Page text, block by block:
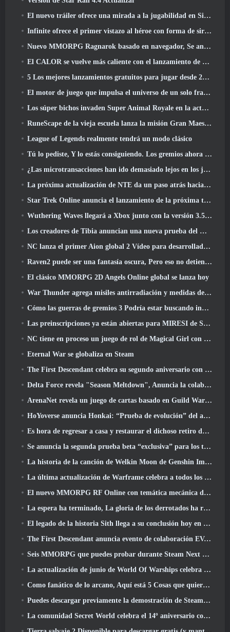
El nuevo tráiler ofrece una mirada a la jugabilidad en Silver Palace
Infinite ofrece el primer vistazo al héroe con forma de sirena que llegará en SS13: Recuperación de la vista
Nuevo MMORPG Ragnarok basado en navegador, Se anuncia el universo Ragnarok
El CALOR se vuelve más caliente con el lanzamiento de un nuevo mapa del desierto
5 Los mejores lanzamientos gratuitos para jugar desde 2025, ¿Todavía vale la pena jugar? 2026?
El motor de juego que impulsa el universo de un solo fragmento de Eve Online ahora es de código abierto
Los súper bichos invaden Super Animal Royale en la actualización 'Super Natural'
RuneScape de la vieja escuela lanza la misión Gran Maestro 'The Blood Moon Rises', Poniendo fin a una línea de búsqueda de 20 años
League of Legends realmente tendrá un modo clásico
Tú lo pediste, Y lo estás consiguiendo. Los gremios ahora están disponibles en Eterspire
¿Las microtransacciones han ido demasiado lejos en los juegos gratuitos??
La próxima actualización de NTE da un paso atrás hacia un juego de mesa de fantasía
Star Trek Online anuncia el lanzamiento de la próxima temporada “Undiscovered”
Wuthering Waves llegará a Xbox junto con la versión 3.5 Actualizar
Los creadores de Tibia anuncian una nueva prueba del MMORPG de zombis de la vieja escuela, Persistir en línea
NC lanza el primer Aion global 2 Vídeo para desarrolladores, Compartir detalles sobre el juego
Raven2 puede ser una fantasía oscura, Pero eso no detiene la diversión del verano
El clásico MMORPG 2D Angels Online global se lanza hoy
War Thunder agrega misiles antirradiación y medidas de soporte electrónico en la actualización de caballería pesada
Cómo las guerras de gremios 3 Podría estar buscando innovar en el espacio MMO
Las preinscripciones ya están abiertas para MIRESI de Smilegate: Futuro invisible
NC tiene en proceso un juego de rol de Magical Girl con un estilo artístico inspirado en el anime de los 90
Eternal War se globaliza en Steam
The First Descendant celebra su segundo aniversario con Descendant Fest 2026 Arroyo
Delta Force revela "Season Meltdown", Anuncia la colaboración de Rainbow Six Siege
ArenaNet revela un juego de cartas basado en Guild Wars, Atado a la niebla
HoYoverse anuncia Honkai: “Prueba de evolución” del anime Nexus
Es hora de regresar a casa y restaurar el dichoso retiro donde se encuentran los vientos
Se anuncia la segunda prueba beta “exclusiva” para los tomadores de tiempo del shooter de supervivencia en equipo
La historia de la canción de Welkin Moon de Genshin Impact llega y termina.. en la luna
La última actualización de Warframe celebra a todos los papás espaciales
El nuevo MMORPG RF Online con temática mecánica de Netmarble se lanza a nivel mundial
La espera ha terminado, La gloria de los derrotados ha regresado
El legado de la historia Sith llega a su conclusión hoy en la última actualización de SWTOR
The First Descendant anuncia evento de colaboración EVANGELION
Seis MMORPG que puedes probar durante Steam Next Fest
La actualización de junio de World Of Warships celebra el Día de la Independencia de EE. UU. con una nueva campaña narrativa
Como fanático de lo arcano, Aquí está 5 Cosas que quiero ver del MMO de Riot
Puedes descargar previamente la demostración de Steam Next Fest de Embers Of The Uncrowned Tomorrow
La comunidad Secret World celebra el 14º aniversario con un misterio que deberán resolver juntos